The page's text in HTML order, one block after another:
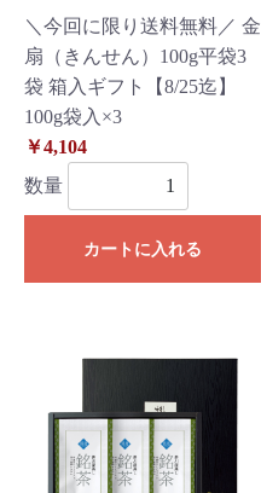
＼今回に限り送料無料／ 金
扇（きんせん）100g平袋3
袋 箱入ギフト【8/25迄】
100g袋入×3
￥4,104
数量
カートに入れる